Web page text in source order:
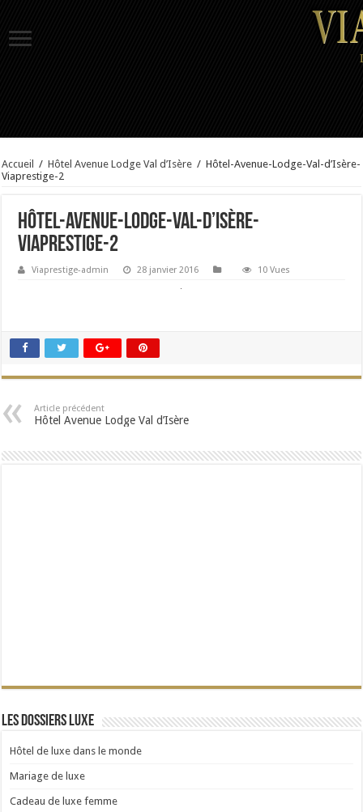
Accueil / Hôtel Avenue Lodge Val d’Isère / Hôtel-Avenue-Lodge-Val-d’Isère-
Viaprestige-2
Hôtel-Avenue-Lodge-Val-d’Isère-
Viaprestige-2
Viaprestige-admin 28 janvier 2016 10 Vues
Article précédent
Hôtel Avenue Lodge Val d’Isère
Les dossiers Luxe
Hôtel de luxe dans le monde
Mariage de luxe
Cadeau de luxe femme